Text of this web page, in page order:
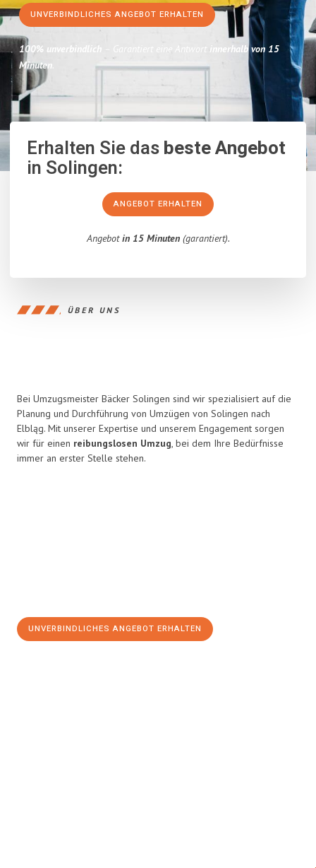
UNVERBINDLICHES ANGEBOT ERHALTEN
100% unverbindlich – Garantiert eine Antwort innerhalb von 15
Minuten.
Erhalten Sie dasbeste Angebot
in Solingen:
ANGEBOT ERHALTEN
Angebotin 15 Minuten(garantiert).
ÜBER UNS
Bei Umzugsmeister Bäcker Solingen sind wir spezialisiert auf die
Planung und Durchführung von Umzügen von Solingen nach
Elbląg. Mit unserer Expertise und unserem Engagement sorgen
wir für einen reibungslosen Umzug, bei dem Ihre Bedürfnisse
immer an erster Stelle stehen.
UNVERBINDLICHES ANGEBOT ERHALTEN